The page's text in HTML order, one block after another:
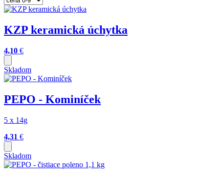
KZP keramická úchytka
4,10 €
Skladom
PEPO - Kominíček
5 x 14g
4,31 €
Skladom